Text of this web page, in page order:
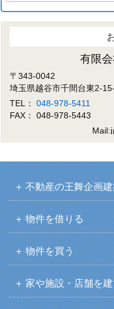
有限
〒343-0042
埼玉県越谷市千間台東2-
TEL：048-978-5411
FAX： 048-978-5443
Mail:
不動産の王舞企画
物件を借りる
物件を買う
家や施設・店舗を